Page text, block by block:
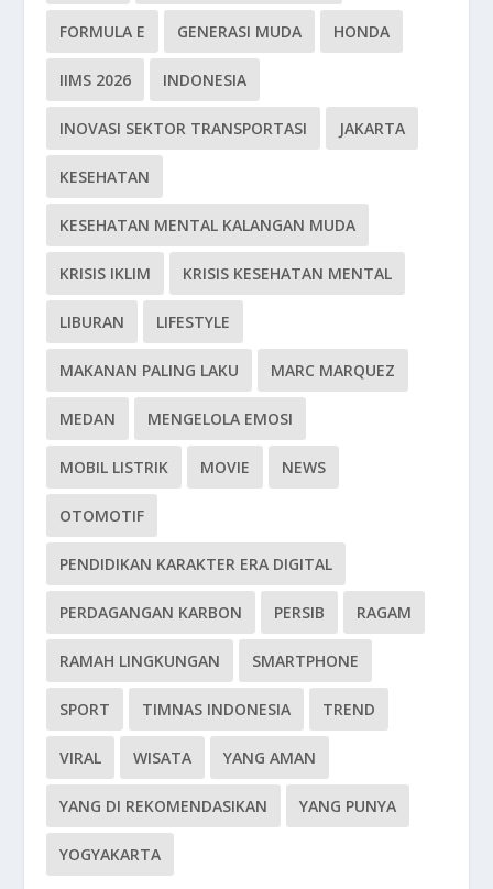
FORMULA E GENERASI MUDA HONDA
IIMS 2026 INDONESIA
INOVASI SEKTOR TRANSPORTASI JAKARTA
KESEHATAN
KESEHATAN MENTAL KALANGAN MUDA
KRISIS IKLIM KRISIS KESEHATAN MENTAL
LIBURAN LIFESTYLE
MAKANAN PALING LAKU MARC MARQUEZ
MEDAN MENGELOLA EMOSI
MOBIL LISTRIK MOVIE NEWS
OTOMOTIF
PENDIDIKAN KARAKTER ERA DIGITAL
PERDAGANGAN KARBON PERSIB RAGAM
RAMAH LINGKUNGAN SMARTPHONE
SPORT TIMNAS INDONESIA TREND
VIRAL WISATA YANG AMAN
YANG DI REKOMENDASIKAN YANG PUNYA
YOGYAKARTA